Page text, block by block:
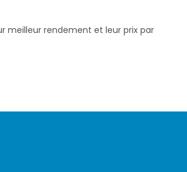
meilleur rendement et leur prix par